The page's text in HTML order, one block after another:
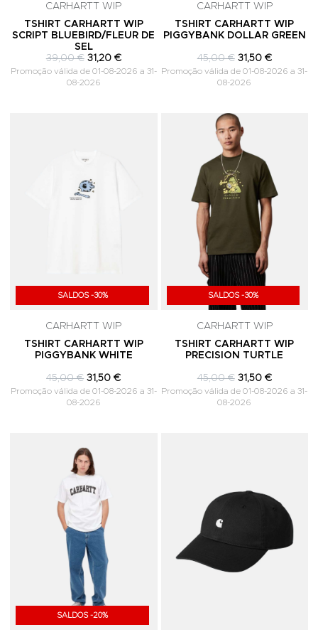
CARHARTT WIP
TSHIRT CARHARTT WIP
SCRIPT BLUEBIRD/FLEUR DE
SEL
39,00 € 31,20 €
Promoção válida de 01-08-2026 a 31-
08-2026
CARHARTT WIP
TSHIRT CARHARTT WIP
PIGGYBANK DOLLAR GREEN
45,00 € 31,50 €
Promoção válida de 01-08-2026 a 31-
08-2026
SALDOS -30%
Adicionar aos Favoritos
CARHARTT WIP
TSHIRT CARHARTT WIP
PIGGYBANK WHITE
45,00 € 31,50 €
Promoção válida de 01-08-2026 a 31-
08-2026
SALDOS -30%
CARHARTT WIP
TSHIRT CARHARTT WIP
PRECISION TURTLE
45,00 € 31,50 €
Promoção válida de 01-08-2026 a 31-
08-2026
SALDOS -20%